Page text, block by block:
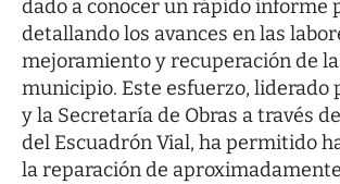
dado a conocer un rápido informe
detallando los avances en las
mejoramiento y recuperación de
municipio. Este esfuerzo, liderado
y la Secretaría de Obras a través
del Escuadrón Vial, ha permitido
la reparación de